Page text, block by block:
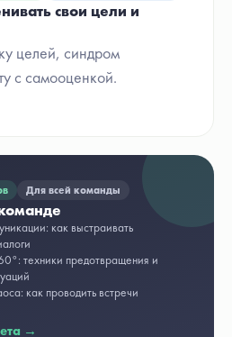
свои цели и
целей, синдром
с самооценкой.
Для всей команды
как выстраивать
техники предотвращения и
как проводить встречи
→